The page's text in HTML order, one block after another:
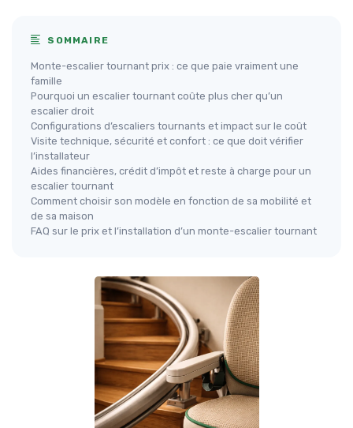
SOMMAIRE
Monte-escalier tournant prix : ce que paie vraiment une
famille
Pourquoi un escalier tournant coûte plus cher qu’un
escalier droit
Configurations d’escaliers tournants et impact sur le coût
Visite technique, sécurité et confort : ce que doit vérifier
l’installateur
Aides financières, crédit d’impôt et reste à charge pour un
escalier tournant
Comment choisir son modèle en fonction de sa mobilité et
de sa maison
FAQ sur le prix et l’installation d’un monte-escalier tournant